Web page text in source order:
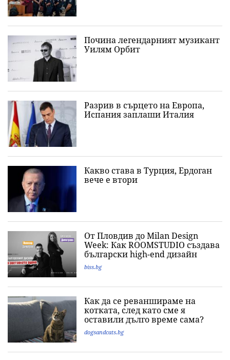
Почина легендарният музикант
Уилям Орбит
Разрив в сърцето на Европа,
Испания заплаши Италия
Какво става в Турция, Ердоган
вече е втори
От Пловдив до Milan Design
Week: Как ROOMSTUDIO създава
български high-end дизайн
biss.bg
Как да се реваншираме на
котката, след като сме я
оставили дълго време сама?
dogsandcats.bg